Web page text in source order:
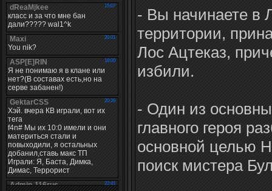
- Вы начинаете в
территории,
Лос Ацтеказ,
избили.
- Один из
главного героя
основной целью
поиск мистера